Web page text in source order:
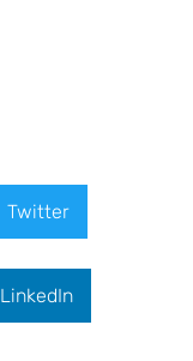
Twitter
LinkedIn